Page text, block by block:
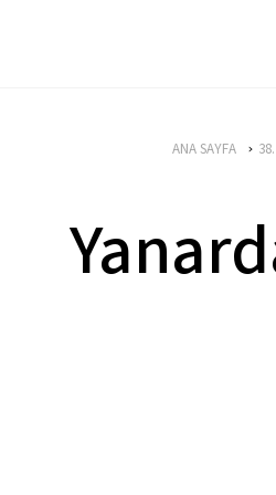
ANA SAYFA